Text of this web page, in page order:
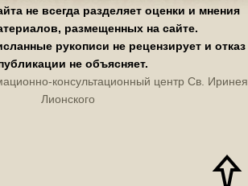
не всегда разделяет оценки и мнения
размещенных на сайте.
рукописи не рецензирует и отказ
не объясняет.
консультационный центр Св. Иринея
Лионского